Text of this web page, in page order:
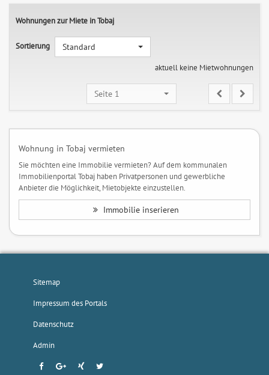
Wohnungen zur Miete in Tobaj
Sortierung
Standard
aktuell keine Mietwohnungen
Seite 1
Wohnung in Tobaj vermieten
Sie möchten eine Immobilie vermieten? Auf dem kommunalen
Immobilienportal Tobaj haben Privatpersonen und gewerbliche
Anbieter die Möglichkeit, Mietobjekte einzustellen.
Immobilie inserieren
Sitemap
Impressum des Portals
Datenschutz
Admin